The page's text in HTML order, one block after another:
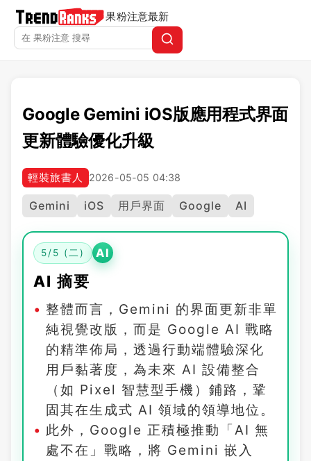
果粉注意最新
Google Gemini iOS版應用程式界面
更新體驗優化升級
輕裝旅書人 2026-05-05 04:38
Gemini iOS 用戶界面 Google AI
5/5 (二) AI
AI 摘要
整體而言，Gemini 的界面更新非單
純視覺改版，而是 Google AI 戰略
的精準佈局，透過行動端體驗深化
用戶黏著度，為未來 AI 設備整合
（如 Pixel 智慧型手機）鋪路，鞏
固其在生成式 AI 領域的領導地位。
此外，Google 正積極推動「AI 無
處不在」戰略，將 Gemini 嵌入